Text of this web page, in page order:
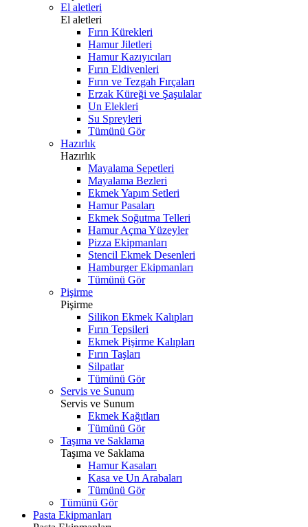
El aletleri
El aletleri
Fırın Kürekleri
Hamur Jiletleri
Hamur Kazıyıcıları
Fırın Eldivenleri
Fırın ve Tezgah Fırçaları
Erzak Küreği ve Şaşulalar
Un Elekleri
Su Spreyleri
Tümünü Gör
Hazırlık
Hazırlık
Mayalama Sepetleri
Mayalama Bezleri
Ekmek Yapım Setleri
Hamur Pasaları
Ekmek Soğutma Telleri
Hamur Açma Yüzeyler
Pizza Ekipmanları
Stencil Ekmek Desenleri
Hamburger Ekipmanları
Tümünü Gör
Pişirme
Pişirme
Silikon Ekmek Kalıpları
Fırın Tepsileri
Ekmek Pişirme Kalıpları
Fırın Taşları
Silpatlar
Tümünü Gör
Servis ve Sunum
Servis ve Sunum
Ekmek Kağıtları
Tümünü Gör
Taşıma ve Saklama
Taşıma ve Saklama
Hamur Kasaları
Kasa ve Un Arabaları
Tümünü Gör
Tümünü Gör
Pasta Ekipmanları